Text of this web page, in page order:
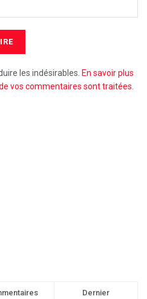
les indésirables. En savoir plus
vos commentaires sont traitées
Dernier